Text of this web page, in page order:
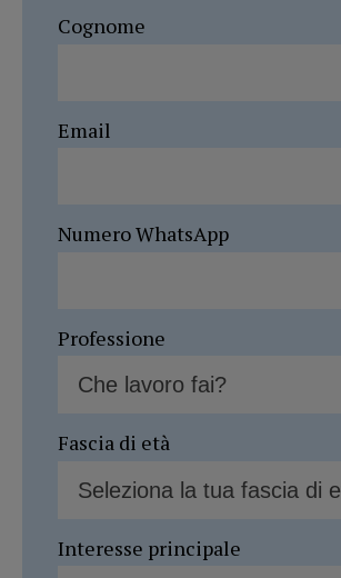
Cognome
Email
Numero WhatsApp
Professione
Fascia di età
Interesse principale